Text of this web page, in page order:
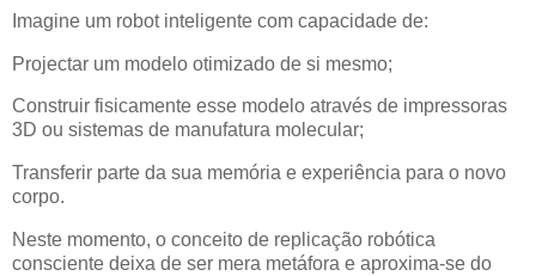
Imagine um robot inteligente com capacidade de:
Projectar um modelo otimizado de si mesmo;
Construir fisicamente esse modelo através de impressoras
3D ou sistemas de manufatura molecular;
Transferir parte da sua memória e experiência para o novo
corpo.
Neste momento, o conceito de replicação robótica
consciente deixa de ser mera metáfora e aproxima-se do